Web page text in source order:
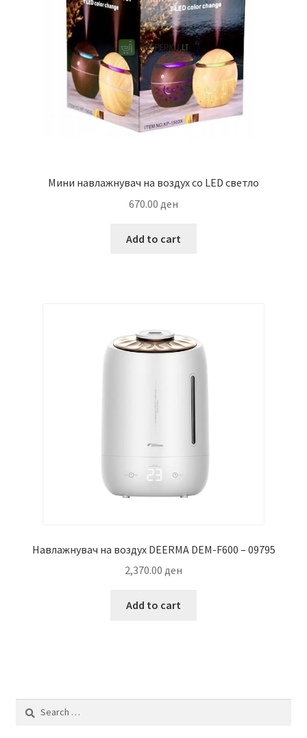
Мини навлажнувач на воздух со LED светло
670.00 ден
Add to cart
Навлажнувач на воздух DEERMA DEM-F600 – 09795
2,370.00 ден
Add to cart
Search